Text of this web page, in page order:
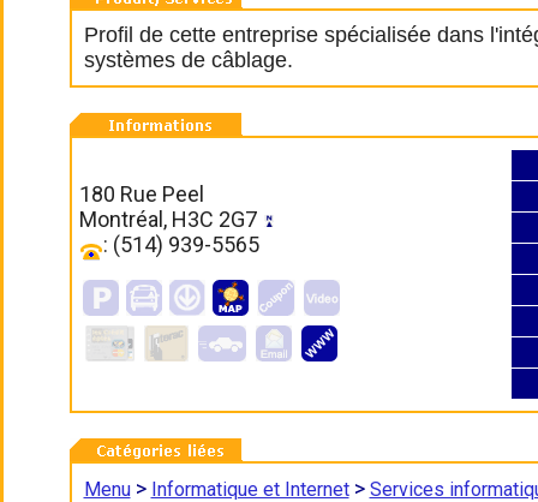
Profil de cette entreprise spécialisée dans
systèmes de câblage.
180 Rue Peel
Montréal, H3C 2G7
: (514) 939-5565
Menu> Informatique et Internet> Services